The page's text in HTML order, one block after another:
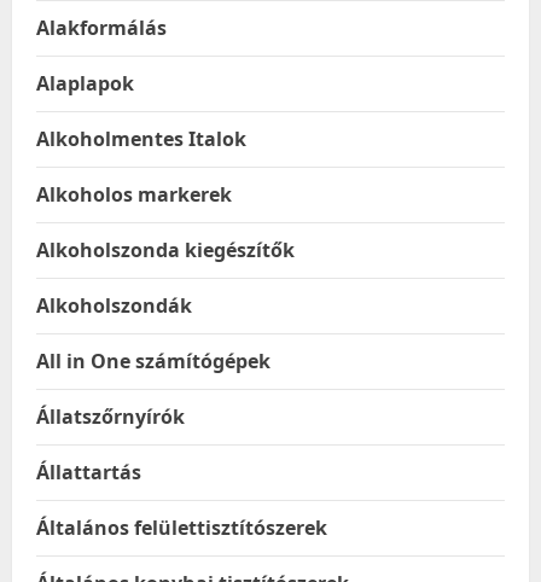
Alakformálás
Alaplapok
Alkoholmentes Italok
Alkoholos markerek
Alkoholszonda kiegészítők
Alkoholszondák
All in One számítógépek
Állatszőrnyírók
Állattartás
Általános felülettisztítószerek